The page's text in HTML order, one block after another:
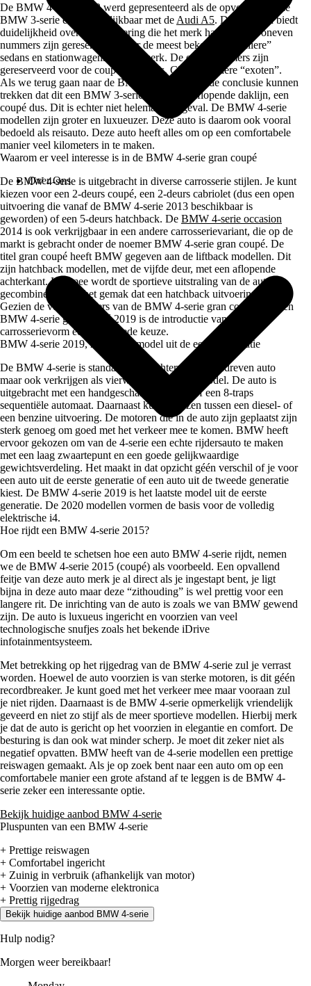
Over Ons
De BMW 4-serie 2013 werd gepresenteerd als de opvolger van de
BMW 3-serie en is vergelijkbaar met de Audi A5. Dit gegeven biedt
duidelijkheid over de nummering die het merk hanteert. De oneven
nummers zijn gereserveerd voor de meest bekende “reguliere”
sedans en stationwagens van dit merk. De even nummers zijn
gereserveerd voor de coupés, cabrio’s, GT’s en andere “exoten”.
Als we terug gaan naar de BMW 4-serie zou je de conclusie kunnen
trekken dat dit een BMW 3-serie is met een aflopende daklijn, een
coupé dus. Dit is echter niet helemaal het geval. De BMW 4-serie
modellen zijn groter en luxueuzer. Deze auto is daarom ook vooral
bedoeld als reisauto. Deze auto heeft alles om op een comfortabele
manier veel kilometers in te maken.
Waarom er veel interesse is in de BMW 4-serie gran coupé
De BMW 4-serie is uitgebracht in diverse carrosserie stijlen. Je kunt
kiezen voor een 2-deurs coupé, een 2-deurs cabriolet (dus een open
uitvoering die vanaf de BMW 4-serie 2013 beschikbaar is
geworden) of een 5-deurs hatchback. De BMW 4-serie occasion
2014 is ook verkrijgbaar in een andere carrosserievariant, die op de
markt is gebracht onder de noemer BMW 4-serie gran coupé. De
titel gran coupé heeft BMW gegeven aan de liftback modellen. Dit
zijn hatchback modellen, met de vijfde deur, met een aflopende
achterkant. Hiermee wordt de sportieve uitstraling van de auto
gecombineerd met het gemak dat een hatchback uitvoering biedt.
Gezien de verkoopcijfers van de BMW 4-serie gran coupé 2018 en
BMW 4-serie gran coupé 2019 is de introductie van deze
carrosserievorm een zeer goede keuze.
BMW 4-serie 2019, het laatste model uit de eerste generatie
De BMW 4-serie is standaard een achterwiel aangedreven auto
maar ook verkrijgen als vierwielaangedreven model. De auto is
uitgebracht met een handgeschakelde 6-bak of een 8-traps
sequentiële automaat. Daarnaast kun je kiezen tussen een diesel- of
een benzine uitvoering. De motoren die in de auto zijn geplaatst zijn
sterk genoeg om goed met het verkeer mee te komen. BMW heeft
ervoor gekozen om van de 4-serie een echte rijdersauto te maken
met een laag zwaartepunt en een goede gelijkwaardige
gewichtsverdeling. Het maakt in dat opzicht géén verschil of je voor
een auto uit de eerste generatie of een auto uit de tweede generatie
kiest. De BMW 4-serie 2019 is het laatste model uit de eerste
generatie. De 2020 modellen vormen de basis voor de volledig
elektrische i4.
Hoe rijdt een BMW 4-serie 2015?
Om een beeld te schetsen hoe een auto BMW 4-serie rijdt, nemen
we de BMW 4-serie 2015 (coupé) als voorbeeld. Een opvallend
feitje van deze auto merk je al direct als je ingestapt bent, je ligt
bijna in deze auto maar deze “zithouding” is wel prettig voor een
langere rit. De inrichting van de auto is zoals we van BMW gewend
zijn. De auto is luxueus ingericht en voorzien van veel
technologische snufjes zoals het bekende iDrive
infotainmentsysteem.
Met betrekking op het rijgedrag van de BMW 4-serie zul je verrast
worden. Hoewel de auto voorzien is van sterke motoren, is dit géén
recordbreaker. Je kunt goed met het verkeer mee maar vooraan zul
je niet rijden. Daarnaast is de BMW 4-serie opmerkelijk vriendelijk
geveerd en niet zo stijf als de meer sportieve modellen. Hierbij merk
je dat de auto is gericht op het voorzien in elegantie en comfort. De
besturing is dan ook wat minder scherp. Je moet dit zeker niet als
negatief opvatten. BMW heeft van de 4-serie modellen een prettige
reiswagen gemaakt. Als je op zoek bent naar een auto om op een
comfortabele manier een grote afstand af te leggen is de BMW 4-
serie zeker een interessante optie.
Bekijk huidige aanbod BMW 4-serie
Pluspunten van een BMW 4-serie
+ Prettige reiswagen
+ Comfortabel ingericht
+ Zuinig in verbruik (afhankelijk van motor)
+ Voorzien van moderne elektronica
+ Prettig rijgedrag
Bekijk huidige aanbod BMW 4-serie
Hulp nodig?
Morgen weer bereikbaar!